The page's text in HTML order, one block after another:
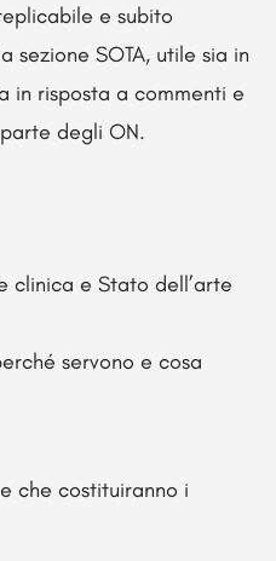
e subito
sezione SOTA, utile sia in
in risposta a commenti e
degli ON.
clinica e Stato dell’arte
servono e cosa
che costituiranno i